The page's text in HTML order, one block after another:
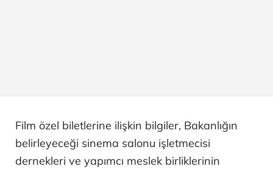
Film özel biletlerine ilişkin bilgiler, Bakanlığın
belirleyeceği sinema salonu işletmecisi
dernekleri ve yapımcı meslek birliklerinin